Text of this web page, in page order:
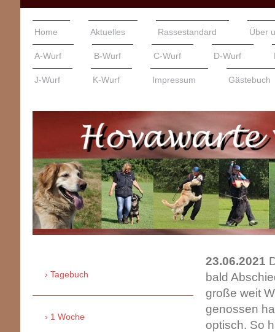
Home Aktuelles Rassestandard Über
A-Wurf B-Wurf C-Wurf D-Wurf
J-Wurf K-Wurf Impressum Gästebuch
23.06.2021
bald
große weit
genossen
optisch. So
Tagebuch
1 Woche